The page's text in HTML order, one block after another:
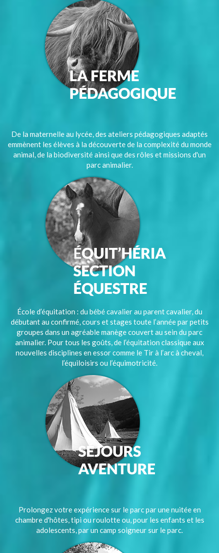
De la maternelle au lycée, des ateliers pédagogiques adaptés
emmènent les élèves à la découverte de la complexité du monde
animal, de la biodiversité ainsi que des rôles et missions d'un
parc animalier.
École d’équitation : du bébé cavalier au parent cavalier, du
débutant au confirmé, cours et stages toute l’année par petits
groupes dans un agréable manège couvert au sein du parc
animalier. Pour tous les goûts, de l’équitation classique aux
nouvelles disciplines en essor comme le Tir à l’arc à cheval,
l’équiloisirs ou l’équimotricité.
Prolongez votre expérience sur le parc par une nuitée en
chambre d'hôtes, tipi ou roulotte ou, pour les enfants et les
adolescents, par un camp soigneur sur le parc.